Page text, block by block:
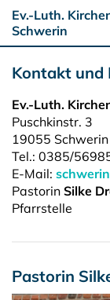
Ev.-Luth.
Schwerin
Kontakt und
Ev.-Luth.
Puschkinstr. 3
19055 Schwerin
Tel.: 0385/
E-Mail:
Pastorin Silke
Pfarrstelle
Pastorin